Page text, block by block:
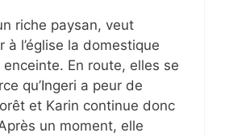
riche paysan, veut
à l’église la domestique
En route, elles se
qu’Ingeri a peur de
et Karin continue donc
un moment, elle